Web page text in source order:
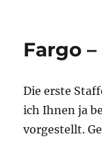
Fargo
Die erste
ich Ihnen ja
vorgestellt.